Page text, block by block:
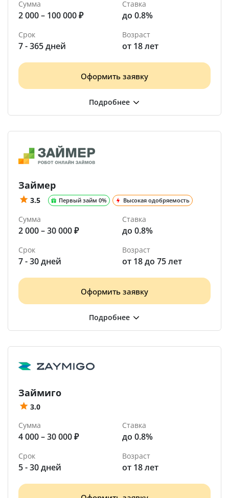
Сумма
2 000 – 100 000 ₽
Ставка
до 0.8%
Срок
7 - 365 дней
Возраст
от 18 лет
Оформить заявку
Займер
3.5 Первый займ 0% Высокая одобряемость
Сумма
2 000 – 30 000 ₽
Ставка
до 0.8%
Срок
7 - 30 дней
Возраст
от 18 до 75 лет
Оформить заявку
Займиго
3.0
Сумма
4 000 – 30 000 ₽
Ставка
до 0.8%
Срок
5 - 30 дней
Возраст
от 18 лет